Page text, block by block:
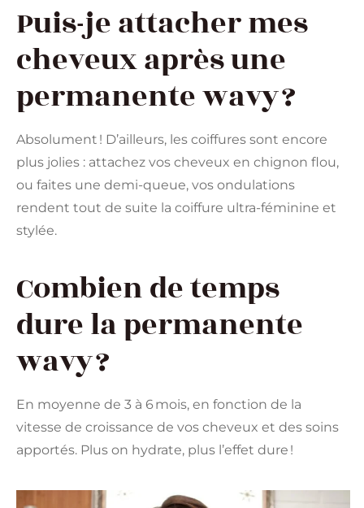
Puis-je attacher mes
cheveux après une
permanente wavy ?
Absolument ! D’ailleurs, les coiffures sont encore
plus jolies : attachez vos cheveux en chignon flou,
ou faites une demi-queue, vos ondulations
rendent tout de suite la coiffure ultra-féminine et
stylée.
Combien de temps
dure la permanente
wavy ?
En moyenne de 3 à 6 mois, en fonction de la
vitesse de croissance de vos cheveux et des soins
apportés. Plus on hydrate, plus l’effet dure !